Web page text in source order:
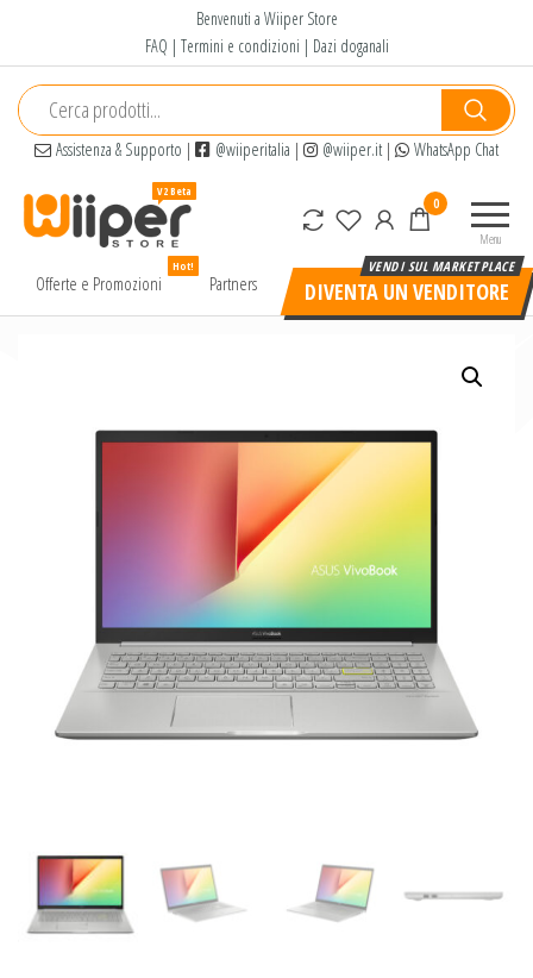
contenuto
Benvenuti a Wiiper Store
FAQ | Termini e condizioni | Dazi doganali
Assistenza & Supporto | @wiiperitalia | @wiiper.it| WhatsApp Chat
alta
Menu
0
Offerte e Promozioni
Hot!
Partners DIVENTA UN VENDITORE